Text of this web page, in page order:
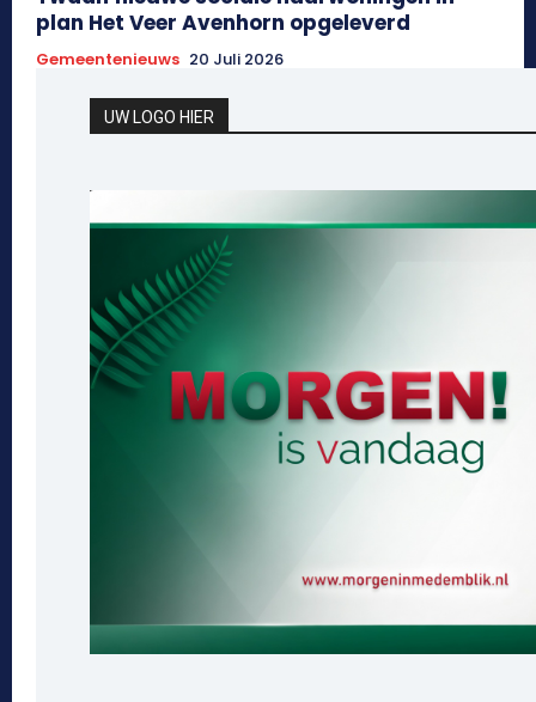
plan Het Veer Avenhorn opgeleverd
Gemeentenieuws 20 Juli 2026
UW LOGO HIER